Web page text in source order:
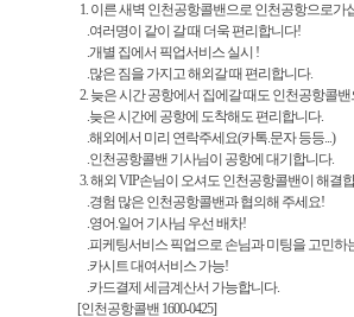
1. 이른 새벽 인천공항콜밴으로 인천공항으로가
.여러명이 같이 갈 때 더욱 편리합니다!
.개별 집에서 픽업서비스 실시 !
.많은 짐을 가지고 해외갈 때 편리합니다.
2. 늦은 시간 공항에서 집에갈 때도 인천공항콜
.늦은 시간에 공항에 도착해도 편리합니다.
.해외에서 미리 연락주세요(카톡.문자 등등...)
.인천공항콜밴 기사님이 공항에 대기합니다.
3. 해외 VIP손님이 오셔도 인천공항콜밴이 해결
.경험 많은 인천공항콜밴과 협의해 주세요!
.영어.일어 기사님 우선 배차!
.피케팅서비스 픽업으로 손님과 미팅을 고민하
.카시트 대여서비스 가능!
.카드결제 세금계산서 가능합니다.
[인천공항콜밴 1600-0425]